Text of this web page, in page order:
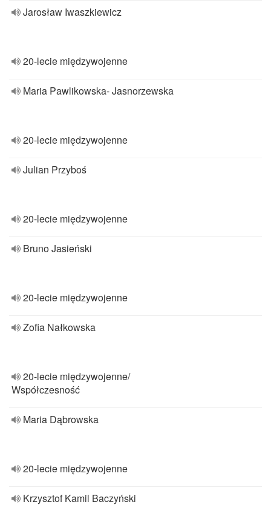
Jarosław Iwaszkiewicz
20-lecie międzywojenne
Maria Pawlikowska- Jasnorzewska
20-lecie międzywojenne
Julian Przyboś
20-lecie międzywojenne
Bruno Jasieński
20-lecie międzywojenne
Zofia Nałkowska
20-lecie międzywojenne/
Współczesność
Maria Dąbrowska
20-lecie międzywojenne
Krzysztof Kamil Baczyński